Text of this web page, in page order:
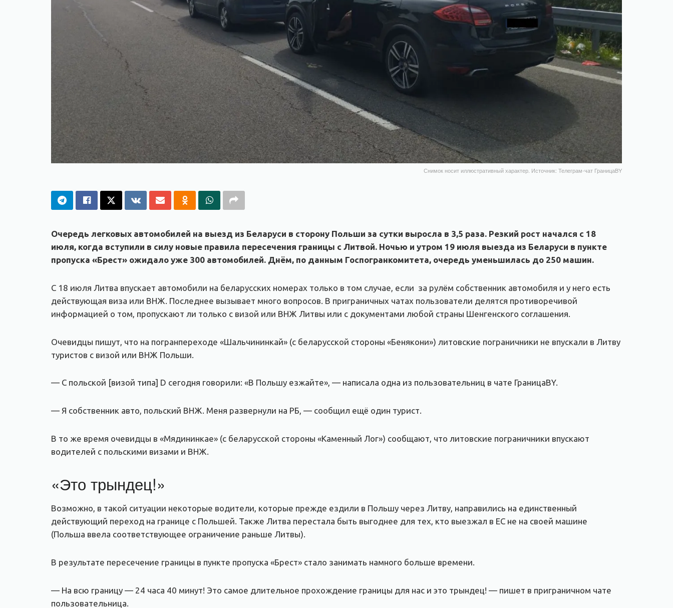
Снимок носит иллюстративный характер. Источник: Телеграм-чат ГраницаBY
Очередь легковых автомобилей на выезд из Беларуси в сторону Польши за сутки выросла в 3,5 раза. Резкий рост начался с 18
июля, когда вступили в силу новые правила пересечения границы с Литвой. Ночью и утром 19 июля выезда из Беларуси в пункте
пропуска «Брест» ожидало уже 300 автомобилей. Днём, по данным Госпогранкомитета, очередь уменьшилась до 250 машин.
С 18 июля Литва впускает автомобили на беларусских номерах только в том случае, если за рулём собственник автомобиля и у него есть
действующая виза или ВНЖ. Последнее вызывает много вопросов. В приграничных чатах пользователи делятся противоречивой
информацией о том, пропускают ли только с визой или ВНЖ Литвы или с документами любой страны Шенгенского соглашения.
Очевидцы пишут, что на погранпереходе «Шальчининкай» (с беларусской стороны «Бенякони») литовские пограничники не впускали в Литву
туристов с визой или ВНЖ Польши.
— С польской [визой типа] D сегодня говорили: «В Польшу езжайте», — написала одна из пользовательниц в чате ГраницаBY.
— Я собственник авто, польский ВНЖ. Меня развернули на РБ, — сообщил ещё один турист.
В то же время очевидцы в «Мядининкае» (с беларусской стороны «Каменный Лог») сообщают, что литовские пограничники впускают
водителей с польскими визами и ВНЖ.
«Это трындец!»
Возможно, в такой ситуации некоторые водители, которые прежде ездили в Польшу через Литву, направились на единственный
действующий переход на границе с Польшей. Также Литва перестала быть выгоднее для тех, кто выезжал в ЕС не на своей машине
(Польша ввела соответствующее ограничение раньше Литвы).
В результате пересечение границы в пункте пропуска «Брест» стало занимать намного больше времени.
— На всю границу — 24 часа 40 минут! Это самое длительное прохождение границы для нас и это трындец! — пишет в приграничном чате
пользовательница.